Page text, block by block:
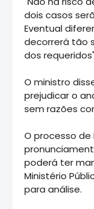
dois casos
Eventual
decorrerá tão
dos
O ministro
prejudicar o
sem razões
O processo de
poderá ter
Ministério
para análise.